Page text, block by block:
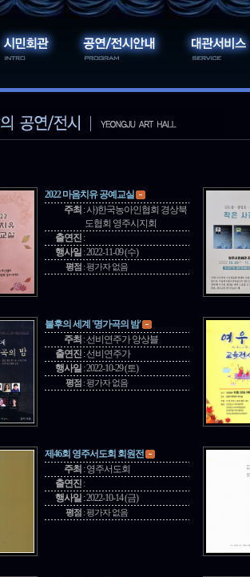
2022 마음치유 공예교실
주최 :사)한국농아인협회 경상북
도협회 영주시지회
출연진 :
행사일 :2022-11-09 (수)
평점 :평가자 없음
불후의 세계 '명가곡의 밤'
주최 :선비연주가 앙상블
출연진 :선비연주가
행사일 :2022-10-29 (토)
평점 :평가자 없음
제46회 영주서도회 회원전
주최 :영주서도회
출연진 :
행사일 :2022-10-14 (금)
평점 :평가자 없음